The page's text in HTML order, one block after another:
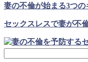
妻の不倫が始まる3つ
セックスレスで妻が不